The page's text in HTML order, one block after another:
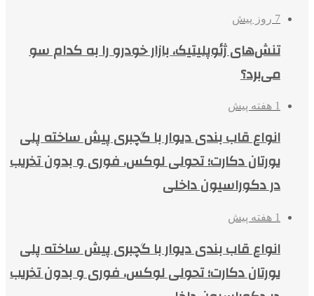
7 روز پیش
تنش‌های ژئوپلیتیک، بازار خودرو را به کدام سو
می‌برد؟
1 هفته پیش
انواع قاب بندی دیوار با گچبری پیش ساخته پلی
یورتان دکارت؛ تحولی لوکس، فوری و بدون تخریب
در دکوراسیون داخلی
1 هفته پیش
انواع قاب بندی دیوار با گچبری پیش ساخته پلی
یورتان دکارت؛ تحولی لوکس، فوری و بدون تخریب